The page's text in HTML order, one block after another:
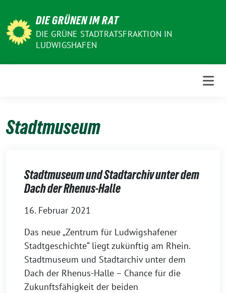
zum
Inhalt
DIE GRÜNEN IM RAT
DIE GRÜNE STADTRATSFRAKTION IN
LUDWIGSHAFEN
Stadtmuseum
Stadtmuseum und Stadtarchiv unter dem
Dach der Rhenus-Halle
16. Februar 2021
Das neue „Zentrum für Ludwigshafener
Stadtgeschichte“ liegt zukünftig am Rhein.
Stadtmuseum und Stadtarchiv unter dem
Dach der Rhenus-Halle – Chance für die
Zukunftsfähigkeit der beiden